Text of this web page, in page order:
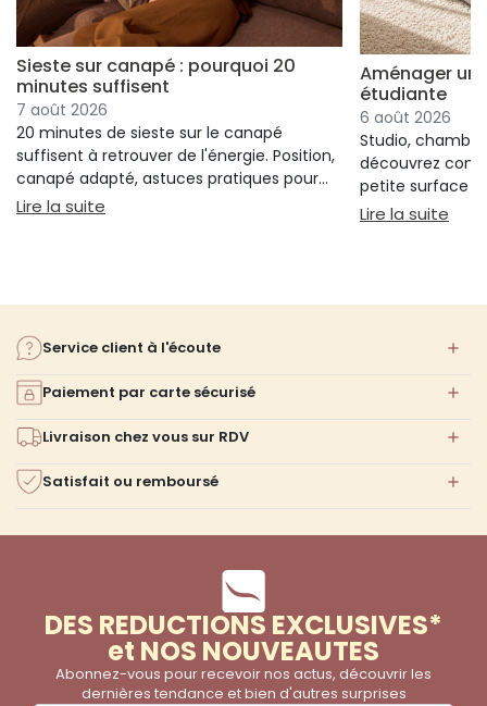
Sieste sur canapé : pourquoi 20
minutes suffisent
7 août 2026
20 minutes de sieste sur le canapé
suffisent à retrouver de l'énergie. Position,
canapé adapté, astuces pratiques pour
bien s'installer.
Lire la suite : Sieste sur canapé : pourquoi 20 minutes
Aménager un
étudiante
6 août 2026
Studio,
découvrez
petite surface à
confort ni
Lire la suite
Service client à l'écoute
Paiement par carte sécurisé
Livraison chez vous sur RDV
Satisfait ou remboursé
DES REDUCTIONS EXCLUSIVES*
et NOS NOUVEAUTES
Abonnez-vous pour recevoir nos actus, découvrir les
dernières tendance et bien d'autres surprises